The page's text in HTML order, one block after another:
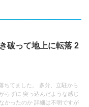
破って地上に転落 2
ちてました。 多分、立駐から
らずに 突っ込んだような感じ
かったのか 詳細は不明ですが